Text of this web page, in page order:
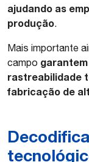
ajudando as
produção.
Mais importante
campo
rastreabilidade
fabricação de